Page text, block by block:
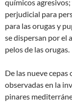
químicos
perjudicial para
para las orugas y
se dispersan por el
pelos de las orugas.
De las nueve
observadas en la
pinares